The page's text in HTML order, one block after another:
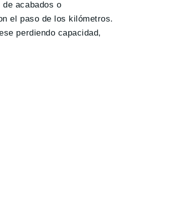
acabados o
el paso de los kilómetros.
perdiendo capacidad,